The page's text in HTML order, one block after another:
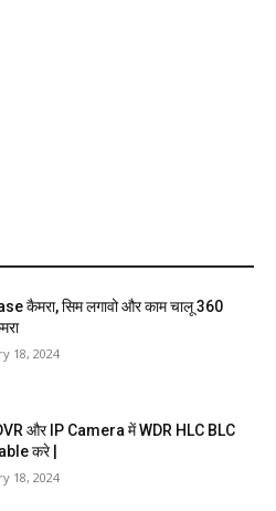
कैमरा, सिम लगावो और काम चालू 360
18, 2024
और IP Camera में WDR HLC BLC
करे |
18, 2024